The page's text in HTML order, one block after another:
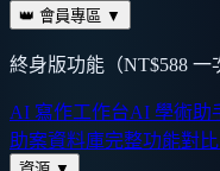
👑 會員專區 ▼
終身版功能（NT$588 一
AI 寫作工作台AI 學術助
助案資料庫完整功能對